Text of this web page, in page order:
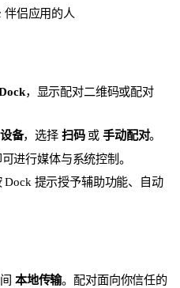
伴侣应用的人
，显示配对二维码或配对
备，选择 扫码或 手动配对。
进行媒体与系统控制。
提示授予辅助功能、自动
本地传输。配对面向你信任的